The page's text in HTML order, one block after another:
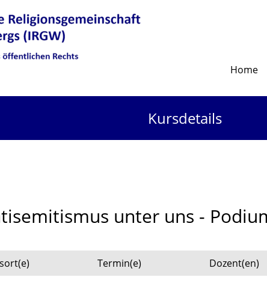
Home
Kursdetails
unter uns -
Termin(e) Dozent(en)